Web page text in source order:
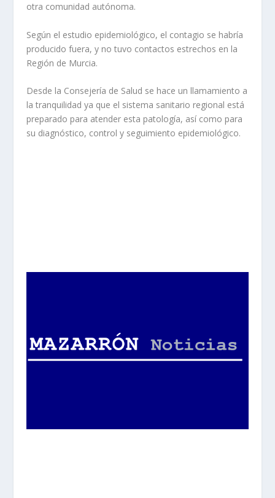
otra comunidad autónoma.
Según el estudio epidemiológico, el contagio se habría
producido fuera, y no tuvo contactos estrechos en la
Región de Murcia.
Desde la Consejería de Salud se hace un llamamiento a
la tranquilidad ya que el sistema sanitario regional está
preparado para atender esta patología, así como para
su diagnóstico, control y seguimiento epidemiológico.